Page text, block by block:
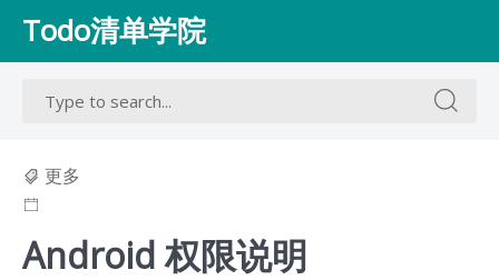
content
Todo清单学院
Search
Search
for:
更多
Android 权限说明